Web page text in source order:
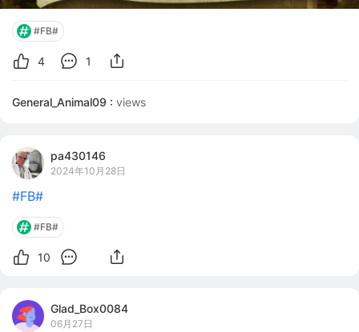
#FB#
4 1
General_Animal09 : views
pa430146
2024年10月28日
#FB#
#FB#
10
Glad_Box0084
06月27日